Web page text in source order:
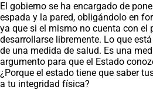
El gobierno se ha encargado de
espada y la pared, obligándolo en
ya que si el mismo no cuenta con el
desarrollarse libremente. Lo que
de una medida de salud. Es una
argumento para que el Estado
¿Porque el estado tiene que saber
a tu integridad física?